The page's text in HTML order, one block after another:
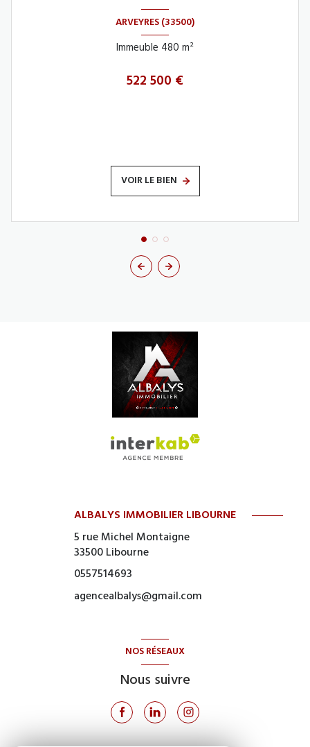
ARVEYRES (33500)
Immeuble 480 m²
522 500 €
VOIR LE BIEN
ALBALYS IMMOBILIER LIBOURNE
5 rue Michel Montaigne
33500Libourne
0557514693
agencealbalys@gmail.com
NOS RÉSEAUX
Nous suivre